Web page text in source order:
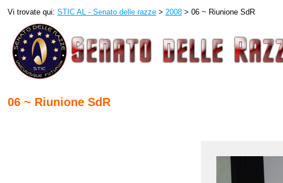
Vi trovate qui: STIC AL - Senato delle razze > 2008 > 06 ~ Riunione SdR
06 ~ Riunione SdR